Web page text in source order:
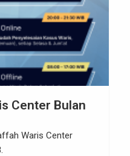
Center Bulan
Waris Center